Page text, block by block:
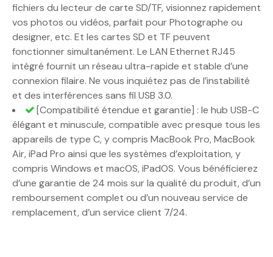
fichiers du lecteur de carte SD/TF, visionnez rapidement
vos photos ou vidéos, parfait pour Photographe ou
designer, etc. Et les cartes SD et TF peuvent
fonctionner simultanément. Le LAN Ethernet RJ45
intégré fournit un réseau ultra-rapide et stable d’une
connexion filaire. Ne vous inquiétez pas de l’instabilité
et des interférences sans fil USB 3.0.
[Compatibilité étendue et garantie] : le hub USB-C
élégant et minuscule, compatible avec presque tous les
appareils de type C, y compris MacBook Pro, MacBook
Air, iPad Pro ainsi que les systèmes d’exploitation, y
compris Windows et macOS, iPadOS. Vous bénéficierez
d’une garantie de 24 mois sur la qualité du produit, d’un
remboursement complet ou d’un nouveau service de
remplacement, d’un service client 7/24.